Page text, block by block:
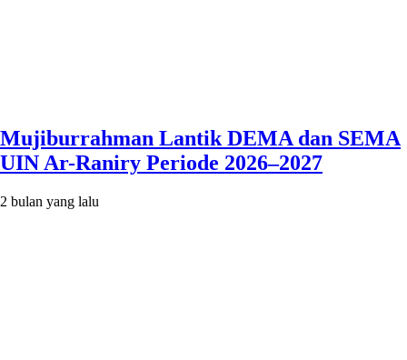
Mujiburrahman Lantik DEMA dan SEMA
UIN Ar-Raniry Periode 2026–2027
2 bulan yang lalu